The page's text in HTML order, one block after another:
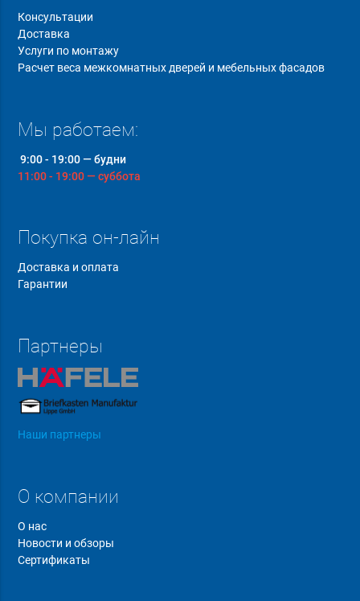
Консультации
Доставка
Услуги по монтажу
Расчет веса межкомнатных дверей и мебельных фасадов
Мы работаем:
9:00 - 19:00 — будни
11:00 - 19:00 — суббота
Покупка он-лайн
Доставка и оплата
Гарантии
Партнеры
Наши партнеры
О компании
О нас
Новости и обзоры
Сертификаты